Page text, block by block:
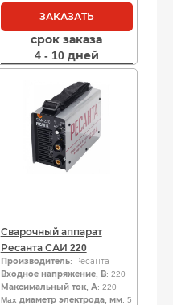
ЗАКАЗАТЬ
срок заказа
4 - 10 дней
Сварочный аппарат
Ресанта САИ 220
Производитель: Ресанта
Входное напряжение, В: 220
Максимальный ток, А: 220
Max диаметр электрода, мм: 5